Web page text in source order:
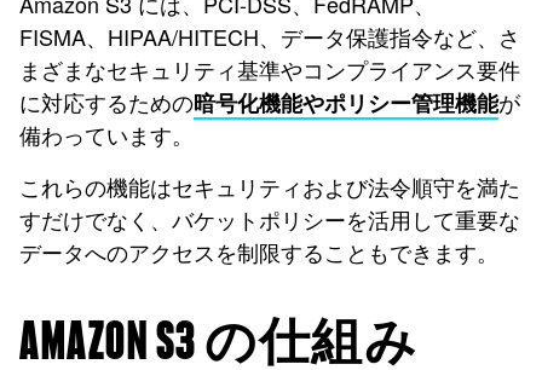
FISMA、HIPAA/HITECH、データ保護指令など、さ
まざまなセキュリティ基準やコンプライアンス要件
に対応するための暗号化機能やポリシー管理機能が
備わっています。
これらの機能はセキュリティおよび法令順守を満た
すだけでなく、バケットポリシーを活用して重要な
データへのアクセスを制限することもできます。
AMAZON S3 の仕組み